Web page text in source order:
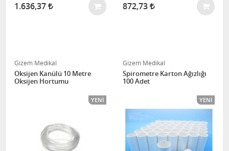
1.636,37 872,73
Gizem Medikal
Oksijen Kanülü 10 Metre
Oksijen Hortumu
YENI
Gizem Medikal
Spirometre Karton Ağızlığı
100 Adet
YENI